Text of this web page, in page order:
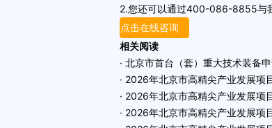
2.您还可以通过400-086-8855与
点击在线咨询
相关阅读
· 北京市首台（套）重大技术装备
· 2026年北京市高精尖产业发展
· 2026年北京市高精尖产业发展项
· 2026年北京市高精尖产业发展